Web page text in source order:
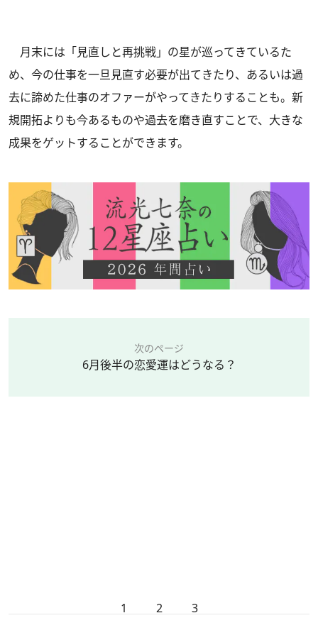
月末には「見直しと再挑戦」の星が巡ってきているた
め、今の仕事を一旦見直す必要が出てきたり、あるいは過
去に諦めた仕事のオファーがやってきたりすることも。新
規開拓よりも今あるものや過去を磨き直すことで、大きな
成果をゲットすることができます。
次のページ
6月後半の恋愛運はどうなる？
1 2 3